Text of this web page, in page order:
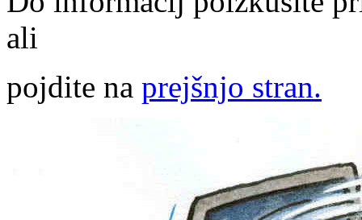
ali
pojdite na prejšnjo stran.